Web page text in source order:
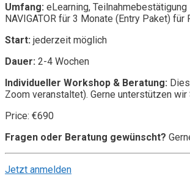
Umfang: eLearning,
NAVIGATOR für 3 Monate (Entry Paket)
Start: jederzeit möglich
Dauer: 2-4 Wochen
Individueller Workshop & Beratung:
Zoom veranstaltet). Gerne unterstützen
Price: €690
Fragen oder Beratung gewünscht?
Jetzt anmelden